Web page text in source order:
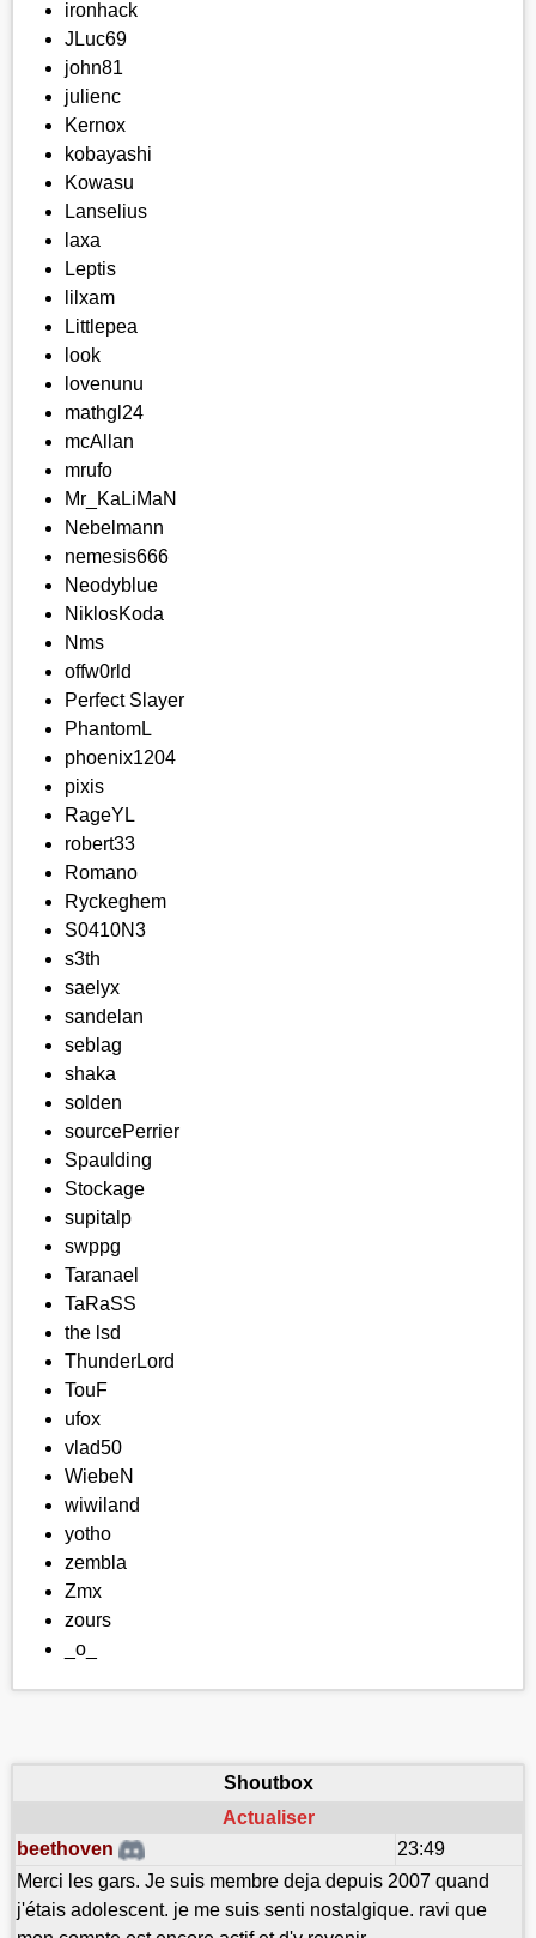
ironhack
JLuc69
john81
julienc
Kernox
kobayashi
Kowasu
Lanselius
laxa
Leptis
lilxam
Littlepea
look
lovenunu
mathgl24
mcAllan
mrufo
Mr_KaLiMaN
Nebelmann
nemesis666
Neodyblue
NiklosKoda
Nms
offw0rld
Perfect Slayer
PhantomL
phoenix1204
pixis
RageYL
robert33
Romano
Ryckeghem
S0410N3
s3th
saelyx
sandelan
seblag
shaka
solden
sourcePerrier
Spaulding
Stockage
supitalp
swppg
Taranael
TaRaSS
the lsd
ThunderLord
TouF
ufox
vlad50
WiebeN
wiwiland
yotho
zembla
Zmx
zours
_o_
Shoutbox
Actualiser
beethoven
23:49
Merci les gars. Je suis membre deja depuis 2007 quand
j'étais adolescent. je me suis senti nostalgique. ravi que